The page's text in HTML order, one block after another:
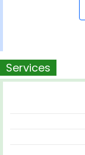
Services